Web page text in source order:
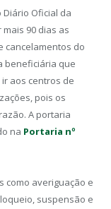
Diário Oficial da
90 dias as
cancelamentos do
beneficiária que
aos centros de
pois os
A portaria
na Portaria nº
como averiguação e
suspensão e